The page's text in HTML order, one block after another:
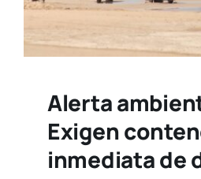
Alerta
Exigen
inmediata de